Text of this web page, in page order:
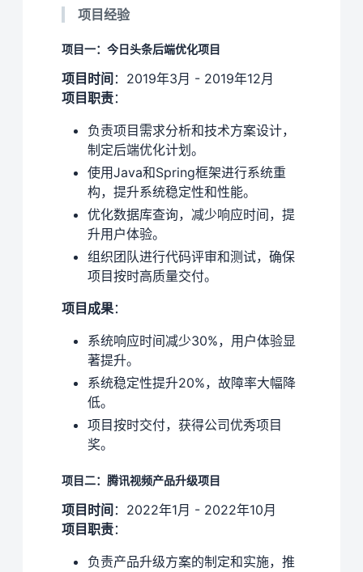
项目经验
项目一：今日头条后端优化项目
项目时间 ：2019年3月 - 2019年12月
项目职责：
负责项目需求分析和技术方案设计，
制定后端优化计划。
使用Java和Spring框架进行系统重
构，提升系统稳定性和性能。
优化数据库查询，减少响应时间，提
升用户体验。
组织团队进行代码评审和测试，确保
项目按时高质量交付。
项目成果：
系统响应时间减少30%，用户体验显
著提升。
系统稳定性提升20%，故障率大幅降
低。
项目按时交付，获得公司优秀项目
奖。
项目二：腾讯视频产品升级项目
项目时间 ：2022年1月 - 2022年10月
项目职责：
负责产品升级方案的制定和实施，推